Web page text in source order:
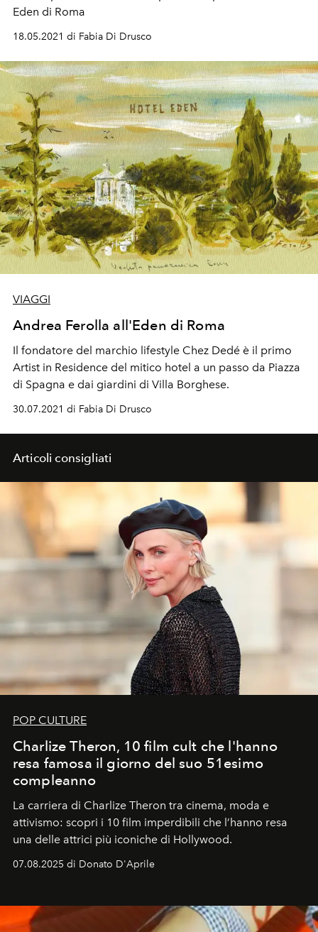
Eden di Roma
18.05.2021 di Fabia Di Drusco
VIAGGI
Andrea Ferolla all'Eden di Roma
Il fondatore del marchio lifestyle Chez Dedé è il primo
Artist in Residence del mitico hotel a un passo da Piazza
di Spagna e dai giardini di Villa Borghese.
30.07.2021 di Fabia Di Drusco
Articoli consigliati
POP CULTURE
Charlize Theron, 10 film cult che l'hanno
resa famosa il giorno del suo 51esimo
compleanno
La carriera di Charlize Theron tra cinema, moda e
attivismo: scopri i 10 film imperdibili che l’hanno resa
una delle attrici più iconiche di Hollywood.
07.08.2025 di Donato D'Aprile